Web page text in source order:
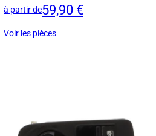
à partir de59,90 €
Voir les pièces